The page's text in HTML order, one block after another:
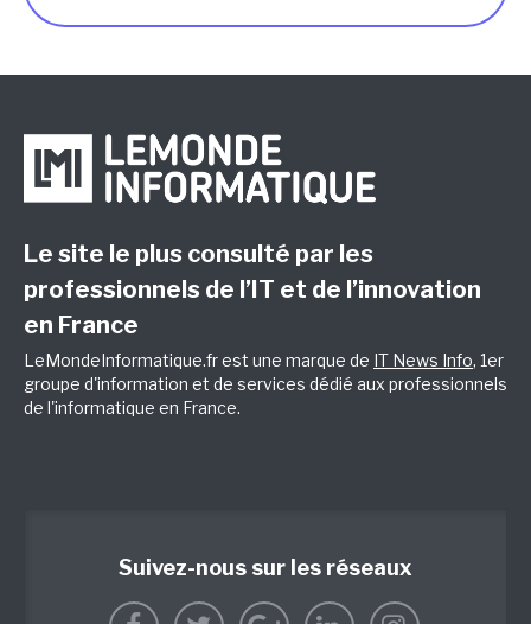
Le site le plus consulté par les
professionnels de l’IT et de l’innovation
en France
LeMondeInformatique.fr est une marque de IT News Info, 1er
groupe d'information et de services dédié aux professionnels
de l'informatique en France.
Suivez-nous sur les réseaux